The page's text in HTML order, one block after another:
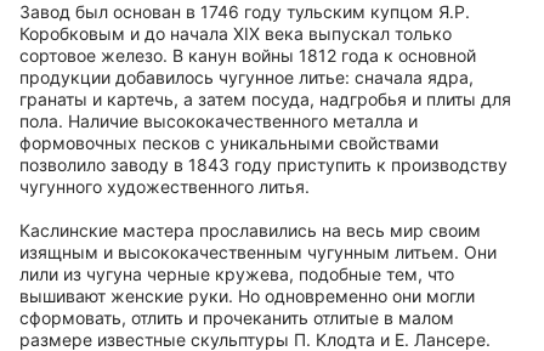
Завод был основан в 1746 году тульским купцом Я.Р.
Коробковым и до начала XIX века выпускал только
сортовое железо. В канун войны 1812 года к основной
продукции добавилось чугунное литье: сначала ядра,
гранаты и картечь, а затем посуда, надгробья и плиты для
пола. Наличие высококачественного металла и
формовочных песков с уникальными свойствами
позволило заводу в 1843 году приступить к производству
чугунного художественного литья.
Каслинские мастера прославились на весь мир своим
изящным и высококачественным чугунным литьем. Они
лили из чугуна черные кружева, подобные тем, что
вышивают женские руки. Но одновременно они могли
сформовать, отлить и прочеканить отлитые в малом
размере известные скульптуры П. Клодта и Е. Лансере.